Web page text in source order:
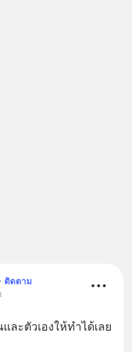
ติดตาม
ละตัวเองให้ทำได้เลย